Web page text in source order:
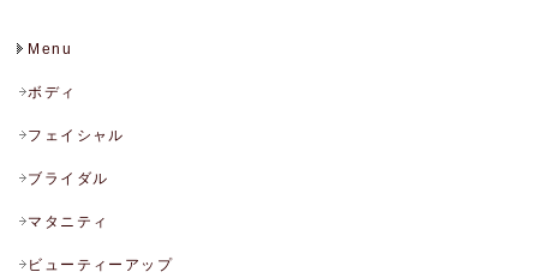
Menu
ボディ
フェイシャル
ブライダル
マタニティ
ビューティーアップ